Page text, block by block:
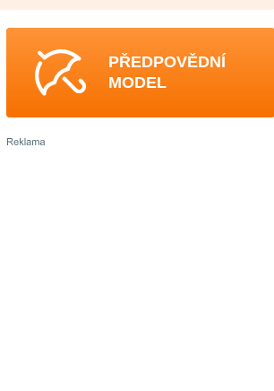
PŘEDPOVĚDNÍ
MODEL